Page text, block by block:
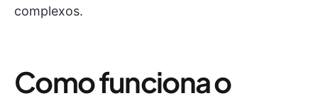
complexos.
Como funciona o